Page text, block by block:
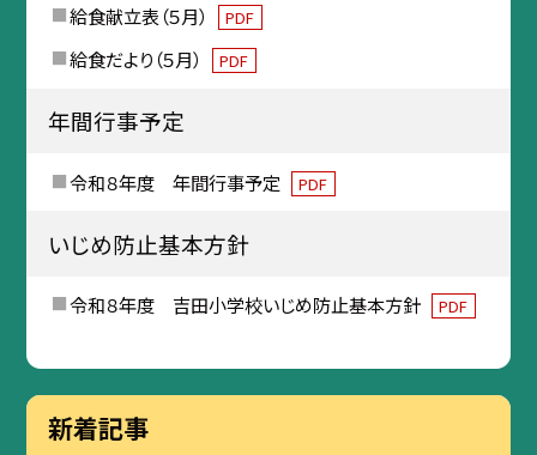
給食献立表（５月） PDF
給食だより（５月） PDF
年間行事予定
令和８年度 年間行事予定 PDF
いじめ防止基本方針
令和８年度 吉田小学校いじめ防止基本方針 PDF
新着記事